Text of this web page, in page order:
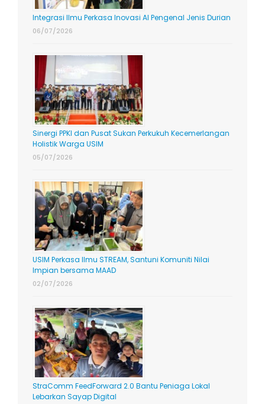
Integrasi Ilmu Perkasa Inovasi AI Pengenal Jenis Durian
06/07/2026
Sinergi PPKI dan Pusat Sukan Perkukuh Kecemerlangan
Holistik Warga USIM
05/07/2026
USIM Perkasa Ilmu STREAM, Santuni Komuniti Nilai
Impian bersama MAAD
02/07/2026
StraComm FeedForward 2.0 Bantu Peniaga Lokal
Lebarkan Sayap Digital